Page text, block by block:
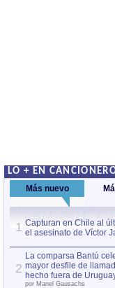
LO + EN
Más nuevo
1 Capturan en Chile al
el asesinato de Víctor
2
La comparsa Bantú
mayor desfile de
hecho fuera de
por Manel Gausachs